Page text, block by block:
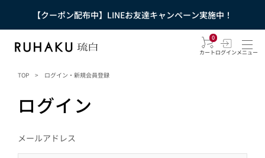
【クーポン配布中】LINEお友達キャンペーン実施中！
0
カートログインメニュー
TOP > ログイン・新規会員登録
ログイン
メールアドレス